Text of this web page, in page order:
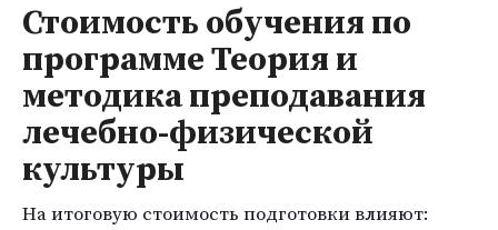
Стоимость обучения по
программе Теория и
методика преподавания
лечебно-физической
культуры
На итоговую стоимость подготовки влияют: